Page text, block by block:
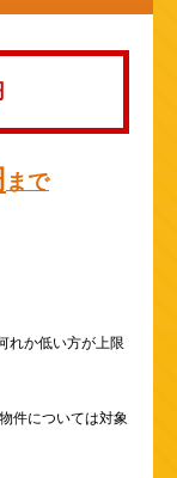
まで
れか低い方が上限
件については対象